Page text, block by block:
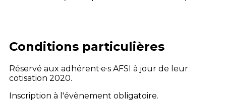
Conditions particulières
Réservé aux adhérent·e·s AFSI à jour de leur
cotisation 2020.
Inscription à l'évènement obligatoire.